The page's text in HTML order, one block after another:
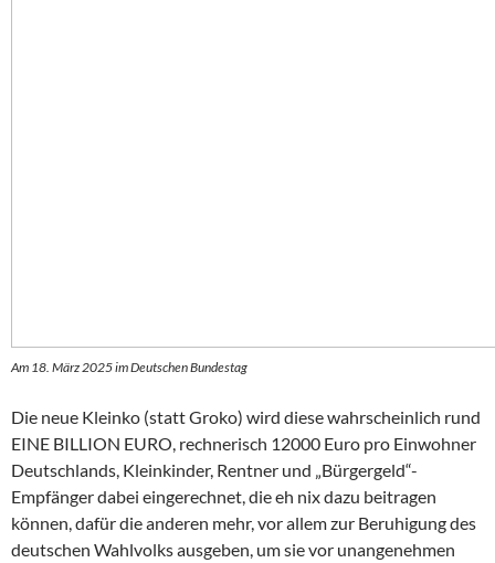
Am 18. März 2025 im Deutschen Bundestag
Die neue Kleinko (statt Groko) wird diese wahrscheinlich rund
EINE BILLION EURO, rechnerisch 12000 Euro pro Einwohner
Deutschlands, Kleinkinder, Rentner und „Bürgergeld“-
Empfänger dabei eingerechnet, die eh nix dazu beitragen
können, dafür die anderen mehr, vor allem zur Beruhigung des
deutschen Wahlvolks ausgeben, um sie vor unangenehmen